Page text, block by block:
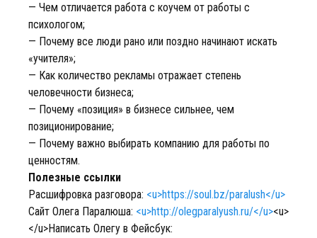
— Чем отличается работа с коучем от работы с
психологом;
— Почему все люди рано или поздно начинают искать
«учителя»;
— Как количество рекламы отражает степень
человечности бизнеса;
— Почему «позиция» в бизнесе сильнее, чем
позиционирование;
— Почему важно выбирать компанию для работы по
ценностям.
Полезные ссылки
Расшифровка разговора: <u>https://soul.bz/paralush</u>
Сайт Олега Паралюша: <u>http://olegparalyush.ru/</u><u>
</u>Написать Олегу в Фейсбук: